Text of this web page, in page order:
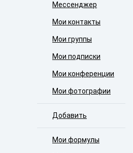
Мессенджер
Мои контакты
Мои группы
Мои подписки
Мои конференции
Мои фотографии
Добавить
Мои формулы